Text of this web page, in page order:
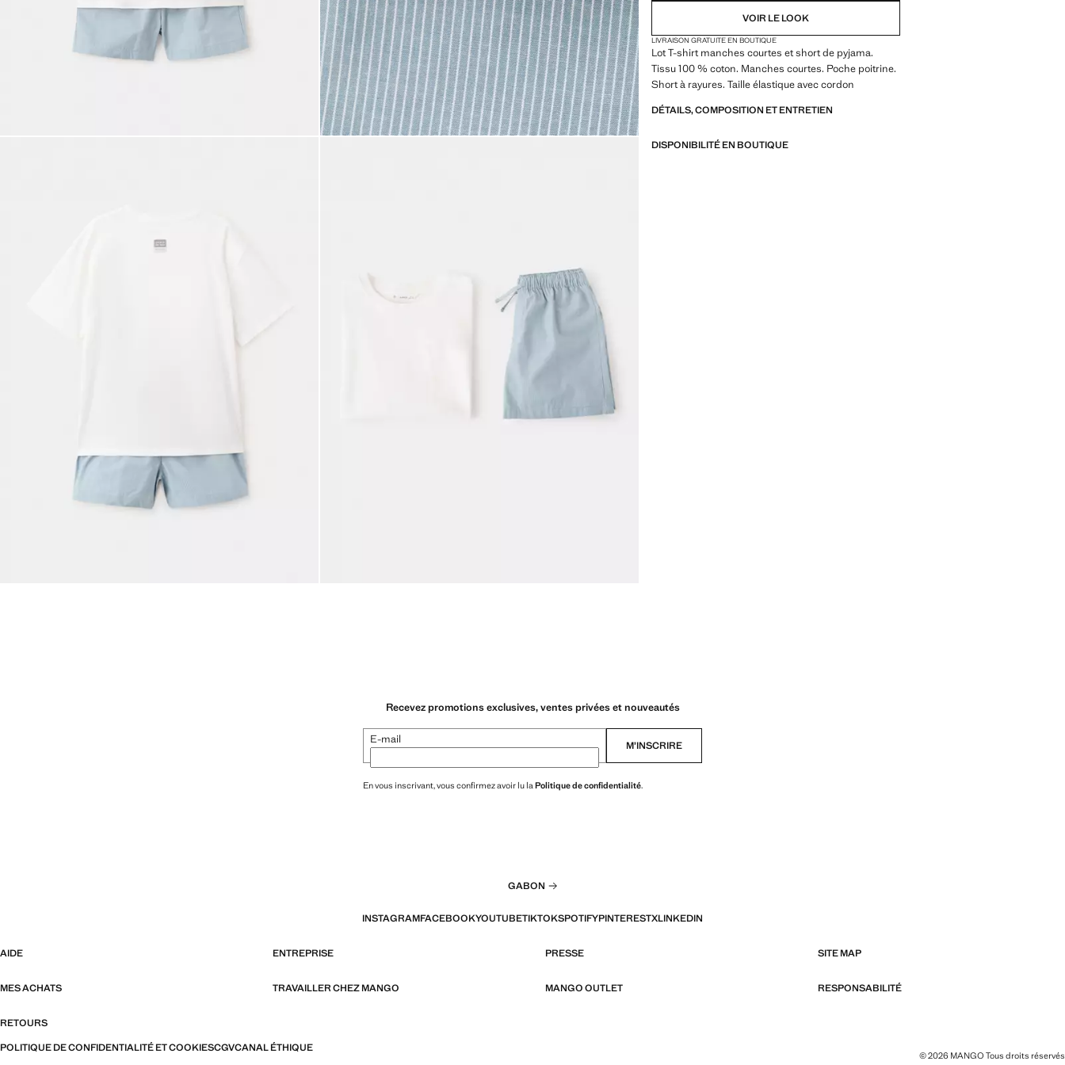
VOIR LE LOOK
LIVRAISON GRATUITE EN BOUTIQUE
Lot T-shirt manches courtes et short de pyjama.
Tissu 100 % coton. Manches courtes. Poche poitrine.
Short à rayures. Taille élastique avec cordon
DÉTAILS, COMPOSITION ET ENTRETIEN
DISPONIBILITÉ EN BOUTIQUE
Recevez promotions exclusives, ventes privées et nouveautés
E-mail M’INSCRIRE
En vous inscrivant, vous confirmez avoir lu laPolitique de confidentialité.
GABON
INSTAGRAMFACEBOOKYOUTUBETIKTOKSPOTIFYPINTERESTXLINKEDIN
AIDE ENTREPRISE PRESSE SITE MAP
MES ACHATS TRAVAILLER CHEZ MANGO MANGO OUTLET RESPONSABILITÉ
RETOURS
POLITIQUE DE CONFIDENTIALITÉ ET COOKIESCGVCANAL ÉTHIQUE
© 2026 MANGO Tous droits réservés